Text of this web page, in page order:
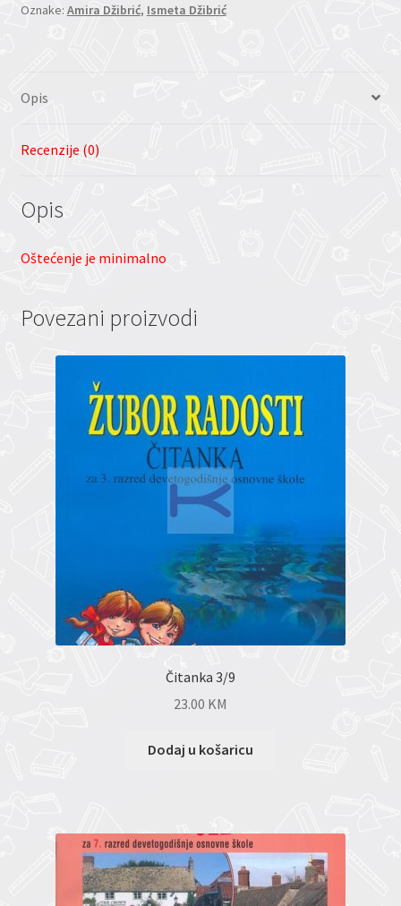
Oznake: Amira Džibrić, Ismeta Džibrić
Opis
Recenzije (0)
Opis
Oštećenje je minimalno
Povezani proizvodi
Čitanka 3/9
23.00 KM
Dodaj u košaricu